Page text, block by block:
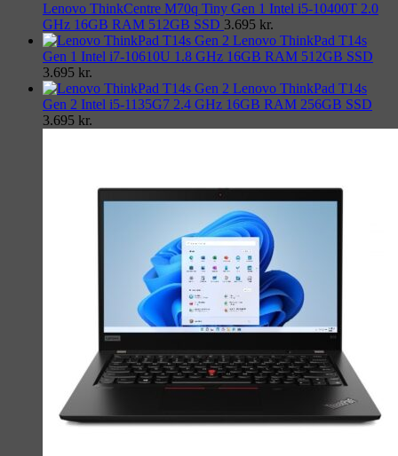
Lenovo ThinkCentre M70q Tiny Gen 1 Intel i5-10400T 2.0
GHz 16GB RAM 512GB SSD 3.695 kr.
Lenovo ThinkPad T14s
Gen 1 Intel i7-10610U 1.8 GHz 16GB RAM 512GB SSD
3.695 kr.
Lenovo ThinkPad T14s
Gen 2 Intel i5-1135G7 2.4 GHz 16GB RAM 256GB SSD
3.695 kr.